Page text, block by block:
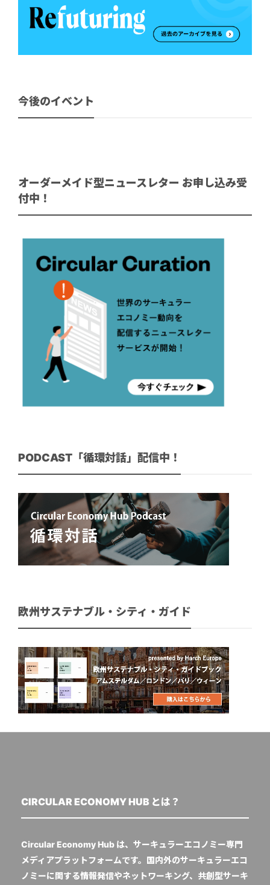
今後のイベント
オーダーメイド型ニュースレター お申し込み受
付中！
PODCAST「循環対話」配信中！
欧州サステナブル・シティ・ガイド
CIRCULAR ECONOMY HUB とは？
Circular Economy Hub は、サーキュラーエコノミー専門
メディアプラットフォームです。国内外のサーキュラーエコ
ノミーに関する情報発信やネットワーキング、共創型サーキ